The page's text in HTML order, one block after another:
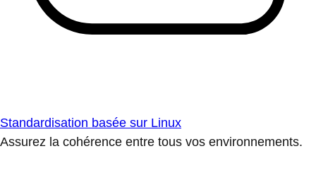
Standardisation basée sur Linux
Assurez la cohérence entre tous vos environnements.